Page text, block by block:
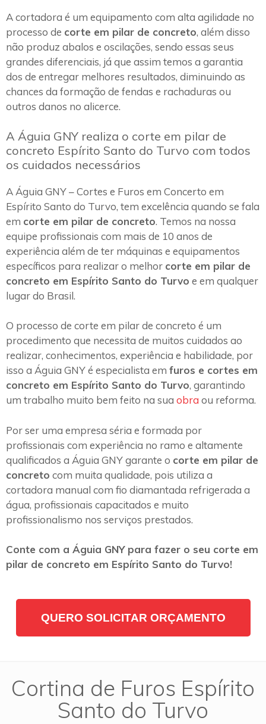
A cortadora é um equipamento com alta agilidade no
processo de corte em pilar de concreto, além disso
não produz abalos e oscilações, sendo essas seus
grandes diferenciais, já que assim temos a garantia
dos de entregar melhores resultados, diminuindo as
chances da formação de fendas e rachaduras ou
outros danos no alicerce.
A Águia GNY realiza o corte em pilar de
concreto Espírito Santo do Turvo com todos
os cuidados necessários
A Águia GNY – Cortes e Furos em Concerto em
Espírito Santo do Turvo, tem excelência quando se fala
em corte em pilar de concreto. Temos na nossa
equipe profissionais com mais de 10 anos de
experiência além de ter máquinas e equipamentos
específicos para realizar o melhor corte em pilar de
concreto em Espírito Santo do Turvo e em qualquer
lugar do Brasil.
O processo de corte em pilar de concreto é um
procedimento que necessita de muitos cuidados ao
realizar, conhecimentos, experiência e habilidade, por
isso a Águia GNY é especialista em furos e cortes em
concreto em Espírito Santo do Turvo, garantindo
um trabalho muito bem feito na sua obra ou reforma.
Por ser uma empresa séria e formada por
profissionais com experiência no ramo e altamente
qualificados a Águia GNY garante o corte em pilar de
concreto com muita qualidade, pois utiliza a
cortadora manual com fio diamantada refrigerada a
água, profissionais capacitados e muito
profissionalismo nos serviços prestados.
Conte com a Águia GNY para fazer o seu corte em
pilar de concreto em Espírito Santo do Turvo!
QUERO SOLICITAR ORÇAMENTO
Cortina de Furos Espírito
Santo do Turvo